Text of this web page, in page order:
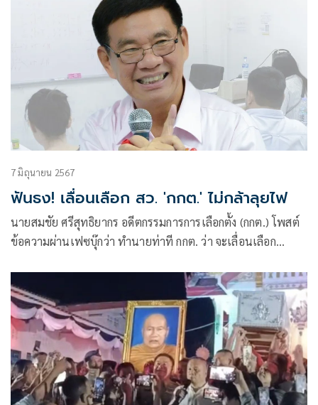
7 มิถุนายน 2567
ฟันธง! เลื่อนเลือก สว. 'กกต.' ไม่กล้าลุยไฟ
นายสมชัย ศรีสุทธิยากร อดีตกรรมการการเลือกตั้ง (กกต.) โพสต์
ข้อความผ่านเฟซบุ๊กว่า ทำนายท่าที กกต. ว่า จะเลื่อนเลือก